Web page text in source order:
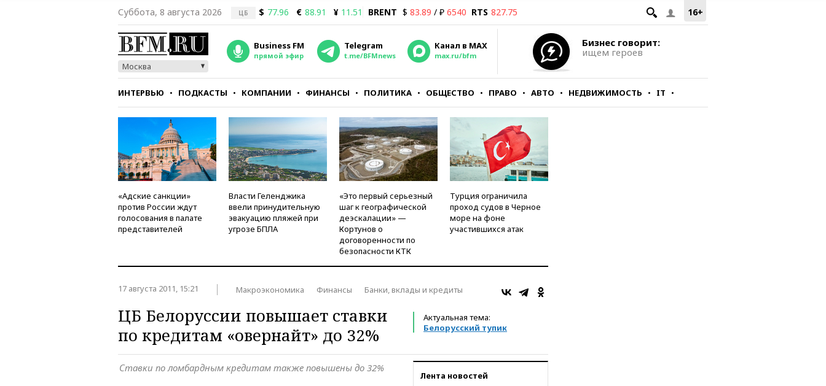
16+
Суббота, 8 августа 2026 ЦБ $ 77.96 € 88.91 ¥ 11.51 BRENT $ 83.89 / ₽ 6540 RTS 827.75
Москва
Business FM
прямой эфир
Telegram
t.me/BFMnews
Канал в MAX
max.ru/bfm
Бизнес говорит:
ищем героев
ИНТЕРВЬЮ ПОДКАСТЫ КОМПАНИИ ФИНАНСЫ ПОЛИТИКА ОБЩЕСТВО ПРАВО АВТО НЕДВИЖИМОСТЬ IT
СТИЛЬ ТЕСТЫ
«Адские санкции»
против России ждут
голосования в палате
представителей
Власти Геленджика
ввели принудительную
эвакуацию пляжей при
угрозе БПЛА
«Это первый серьезный
шаг к географической
деэскалации» —
Кортунов о
договоренности по
безопасности КТК
Турция ограничила
проход судов в Черное
море на фоне
участившихся атак
17 августа 2011, 15:21 Макроэкономика Финансы Банки, вклады и кредиты
Актуальная тема:
Белорусский тупик
ЦБ Белоруссии повышает ставки
по кредитам «овернайт» до 32%
Лента новостей
Ставки по ломбардным кредитам также повышены до 32%